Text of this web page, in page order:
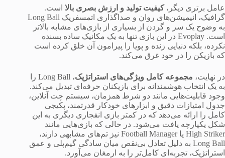
عامل برتری دیگر،کیفیت تولید و ارزش بصری بالا است.
گرافیک، انیمیشن‌های روان و صداگذاری اتمسفریک Long Ball
به وضوح یک سر و گردن از بسیاری از بازی‌های مشابه بالاتر
است. Evoplay در این بازی تنها به یک مکانیک ساده بسنده
نکرده، بلکه دنیایی زنده و پویا را پیرامون آن خلق کرده است
که بازیکن را در خود غرق می‌کند.
در نهایت، مجموعه کامل ویژگی‌های استراتژیک
، Long Ball را
به یک انتخاب هوشمندانه برای بازیکنان حرفه‌ای تبدیل می‌کند.
وجود قابلیت‌هایی مانند دو شرط همزمان، سیستم چت آنلاین،
جدول امتیازات دقیق و ابزارهای خودکار قدرتمند، پکیجی
کامل را ارائه می‌دهد که در کمتر بازی انفجاری دیگری به این
شکل یکپارچه یافت می‌شود. در حالی که بازی‌هایی مانند
High Striker یا Football Manager نیز تم‌های مشابهی دارند،
Long Ball به دلیل تعادل بی‌نقص میان سادگی گیم‌پلی و عمق
استراتژیک، تجربه‌ای کامل‌تر را به ارمغان می‌آورد.